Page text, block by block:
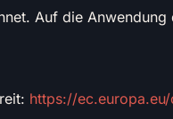
Auf die
https://